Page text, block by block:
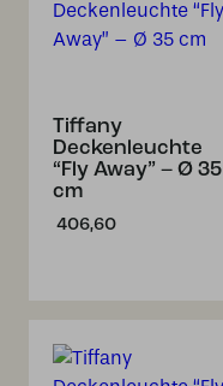
Tiffany
Deckenleuchte
“Fly Away” – Ø 35
cm
406,60